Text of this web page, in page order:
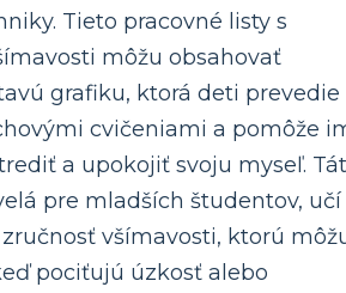
Tieto pracovné listy s
môžu obsahovať
grafiku, ktorá deti prevedie
cvičeniami a pomôže
a upokojiť svoju myseľ.
pre mladších študentov, učí
všímavosti, ktorú
pociťujú úzkosť alebo